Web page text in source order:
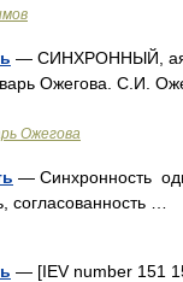
— СИНХРОННЫЙ, ая,
Ожегова. С.И.
Ожегова
— Синхронность
согласованность …
— [IEV number 151